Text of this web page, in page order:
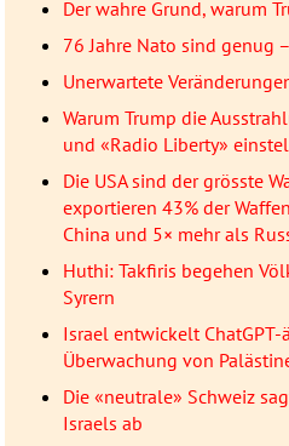
Der wahre Grund, warum
76 Jahre Nato sind genug
Unerwartete
Warum Trump die
und «Radio Liberty»
Die USA sind der grösste
exportieren 43% der
China und 5× mehr als
Huthi: Takfiris begehen
Syrern
Israel entwickelt
Überwachung von
Die «neutrale» Schweiz
Israels ab